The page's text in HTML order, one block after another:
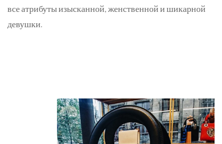
все атрибуты изысканной, женственной и шикарной
девушки.